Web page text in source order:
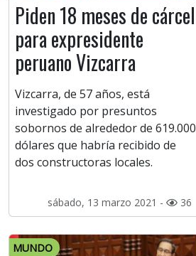
Piden 18 meses de cárcel
para expresidente
peruano Vizcarra
Vizcarra, de 57 años, está
investigado por presuntos
sobornos de alrededor de 619.000
dólares que habría recibido de
dos constructoras locales.
sábado, 13 marzo 2021 - 36
MUNDO